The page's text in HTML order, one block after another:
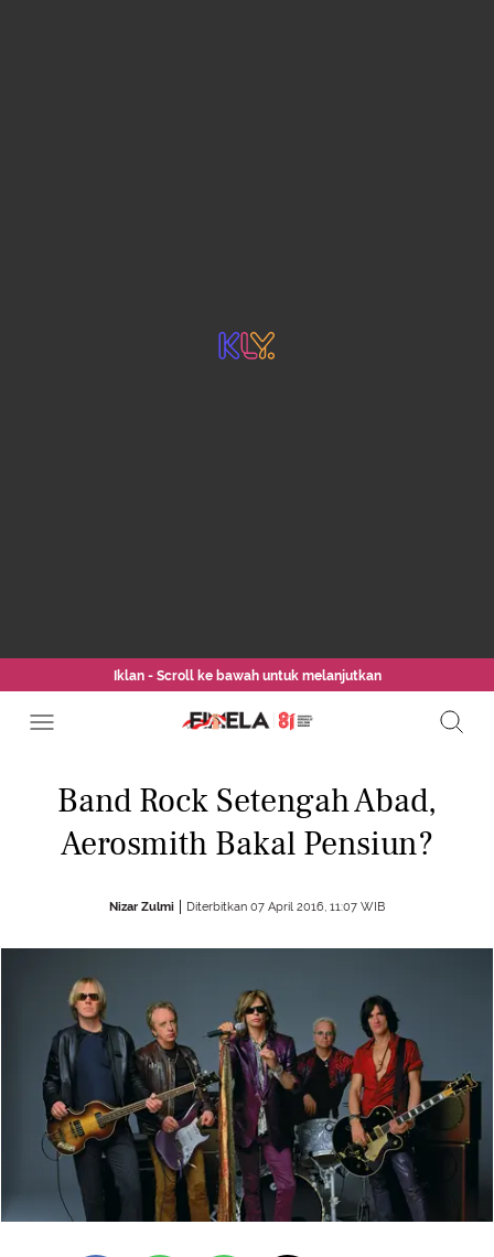
Iklan - Scroll ke bawah untuk melanjutkan
Band Rock Setengah Abad,
Aerosmith Bakal Pensiun?
Nizar Zulmi Diterbitkan 07 April 2016, 11:07 WIB